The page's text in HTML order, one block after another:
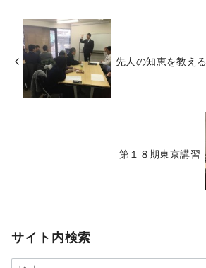
先人の知恵を教える
第１８期東京講習
サイト内検索